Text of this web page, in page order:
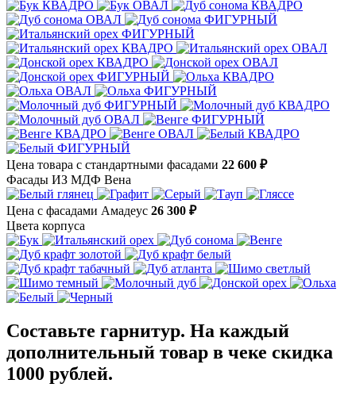
Цена товара с стандартными фасадами 22 600 ₽
Фасады ИЗ МДФ Вена
Цена с фасадами Амадеус 26 300 ₽
Цвета корпуса
Составьте гарнитур. На каждый
дополнительный товар в чеке скидка
1000 рублей.